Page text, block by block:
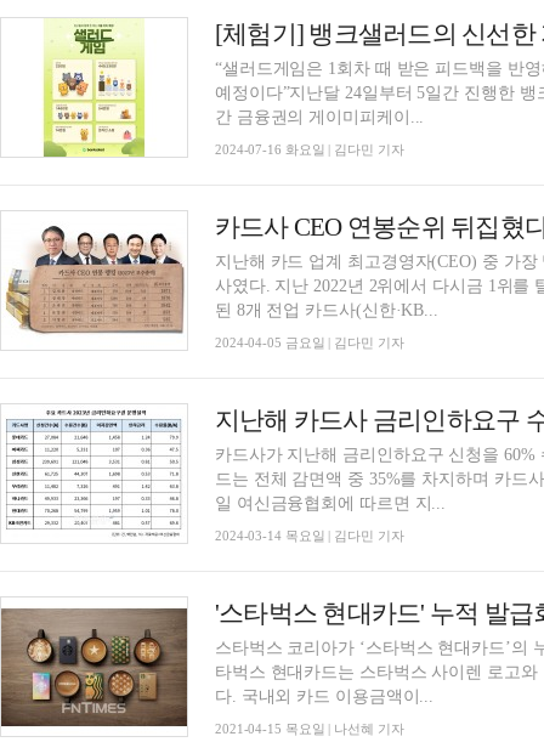
“샐러드게임은 1회차 때 받은 피드백을 반
예정이다”지난달 24일부터 5일간 진행한
간 금융권의 게이미피케이...
2024-07-16 화요일 | 김다민 기자
지난해 카드 업계 최고경영자(CEO) 중 가
사였다. 지난 2022년 2위에서 다시금 1위를
된 8개 전업 카드사(신한·KB...
2024-04-05 금요일 | 김다민 기자
카드사가 지난해 금리인하요구 신청을
드는 전체 감면액 중 35%를 차지하며 카드
일 여신금융협회에 따르면 지...
2024-03-14 목요일 | 김다민 기자
'스타벅스 현대카드' 누적 발급
스타벅스 코리아가 ‘스타벅스 현대카드’의
타벅스 현대카드는 스타벅스 사이렌 로고
다. 국내외 카드 이용금액이...
2021-04-15 목요일 | 나선혜 기자